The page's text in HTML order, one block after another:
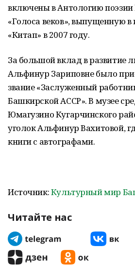
включены в Антологию
«Голоса веков», выпущенную в
«Китап» в 2007 году.
За большой вклад в развитие
Альфинур Зариповне было
звание «Заслуженный
Башкирской АССР». В музее
Юмагузино Кугарчинского
уголок Альфинур Вахитовой,
книги с автографами.
Источник:Культурный мир
Читайте нас